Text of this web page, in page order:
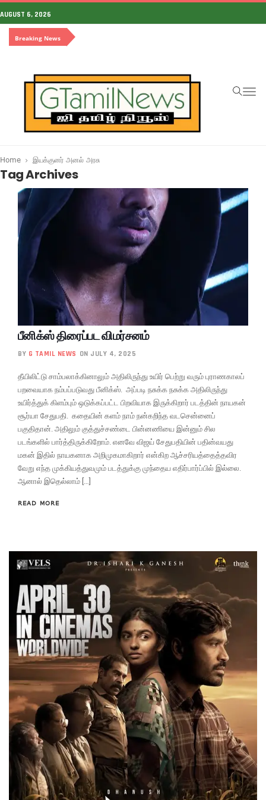
AUGUST 6, 2026
Breaking News
Home இயக்குனர் அனல் அரசு
Tag Archives
பீனிக்ஸ் திரைப்பட விமர்சனம்
BY G TAMIL NEWS ON JULY 4, 2025
தீயிலிட்டு சாம்பலாக்கினாலும் அதிலிருந்து உயிர் பெற்று வரும் புராணகாலப்
பறவையாக நம்பப்படுவது பீனிக்ஸ். அப்படி நசுக்க நசுக்க அதிலிருந்து
உயிர்த்துக் கிளம்பும் ஒடுக்கப்பட்ட பிறவியாக இருக்கிறார் படத்தின் நாயகன்
சூர்யா சேதுபதி. கதையின் களம் நாம் நன்கறிந்த வடசென்னைப்
பகுதிதான். அதிலும் குத்துச்சண்டை பின்னணியை இன்னும் சில
படங்களில் பார்த்திருக்கிறோம். எனவே விஜய் சேதுபதியின் பதின்வயது
மகன் இதில் நாயகனாக அறிமுகமாகிறார் என்கிற ஆச்சரியத்தைத்தவிர
வேறு எந்த முக்கியத்துவமும் படத்துக்கு முந்தைய எதிர்பார்ப்பில் இல்லை.
ஆனால் இதெல்லாம் […]
READ MORE